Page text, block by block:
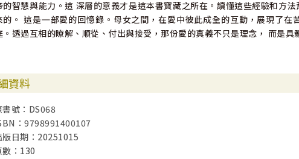
的智慧與能力。這 深層的意義才是這本書寶藏之所在。讀懂這些經驗和方
的。 這是㇐部愛的回憶錄。母女之間，在愛中彼此成全的互動，展現了在
。透過互相的瞭解、順從、付出與接受，那份愛的真義不只是理念， 而是具
資料
書號：DS068
：9798991400107
版日期：20251015
數：130